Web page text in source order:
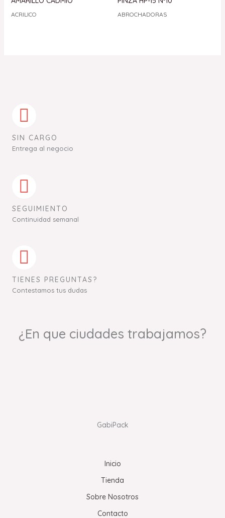
ACRILICO ABROCHADORAS
SIN CARGO
Entrega al negocio
SEGUIMIENTO
Continuidad semanal
TIENES PREGUNTAS?
Contestamos tus dudas
¿En que ciudades trabajamos?
GabiPack
Inicio
Tienda
Sobre Nosotros
Contacto